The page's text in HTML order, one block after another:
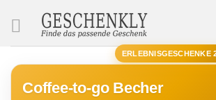
ERLEBNISGESCHENKE
Coffee-to-go Becher